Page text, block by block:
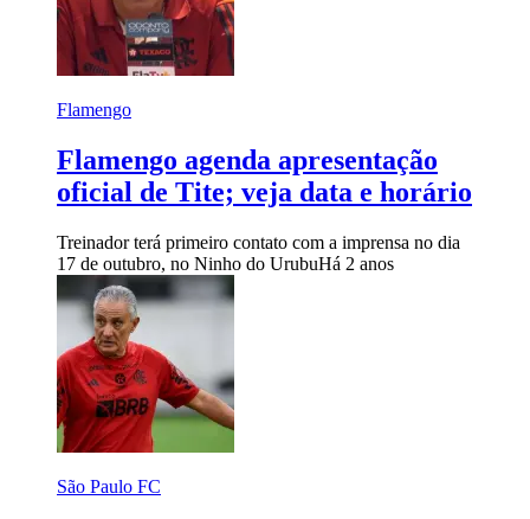
Flamengo
Flamengo agenda apresentação
oficial de Tite; veja data e horário
Treinador terá primeiro contato com a imprensa no dia
17 de outubro, no Ninho do UrubuHá 2 anos
São Paulo FC